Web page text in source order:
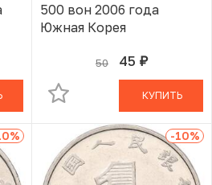
500 вон 2006 года
Южная Корея
50 45 руб.
В КОРЗИНЕ
КУПИТЬ
% -10%